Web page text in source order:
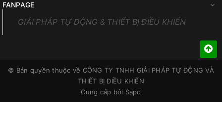
FANPAGE
GIẢI PHÁP TỰ ĐỘNG & THIẾT BỊ ĐIỀU KHIỂN
© Bản quyền thuộc về CÔNG TY TNHH GIẢI PHÁP TỰ ĐỘNG VÀ
THIẾT BỊ ĐIỀU KHIỂN
Cung cấp bởi Sapo